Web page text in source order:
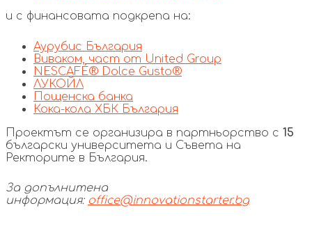
и с финансовата подкрепа на:
Аурубис България
Виваком, част от United Group
NESCAFÉ® Dolce Gusto®
ЛУКОЙЛ
Пощенска банка
Кока-кола ХБК България
Проектът се организира в партньорство с 15
български университета и Съвета на
Ректорите в България.
За допълнитена
информация: office@innovationstarter.bg